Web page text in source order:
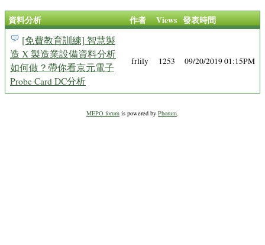
資料分析 作者 Views 發表時間
[免費教育訓練] 智慧製
造 X 製造業設備資料分析
如何做？帶你看京元電子
Probe Card DC分析
frlily 1253 09/20/2019 01:15PM
MEPO forum is powered by Phorum.